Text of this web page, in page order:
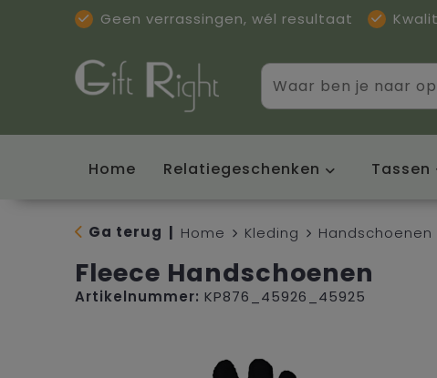
Geen verrassingen, wél resultaat
Home Relatiegeschenken Tassen
Ga terug Home Kleding Handschoenen
Fleece Handschoenen
Artikelnummer: KP876_45926_45925